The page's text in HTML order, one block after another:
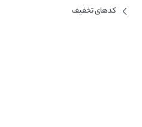
کدهای تخفیف